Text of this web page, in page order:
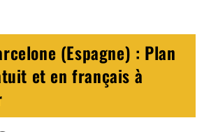
(Espagne) : Plan
et en français à